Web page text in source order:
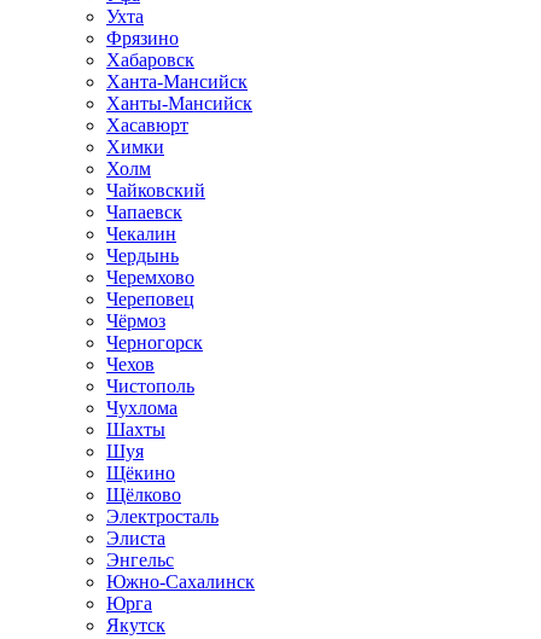
Ухта
Фрязино
Хабаровск
Ханта-Мансийск
Ханты-Мансийск
Хасавюрт
Химки
Холм
Чайковский
Чапаевск
Чекалин
Чердынь
Черемхово
Череповец
Чёрмоз
Черногорск
Чехов
Чистополь
Чухлома
Шахты
Шуя
Щёкино
Щёлково
Электросталь
Элиста
Энгельс
Южно-Сахалинск
Юрга
Якутск